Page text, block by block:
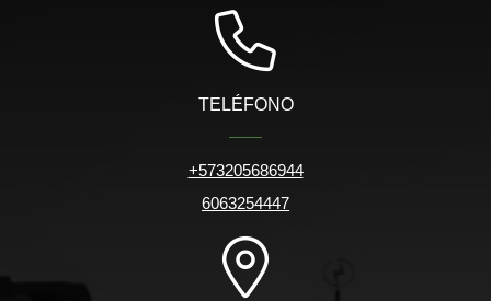
TELÉFONO
+573205686944
6063254447